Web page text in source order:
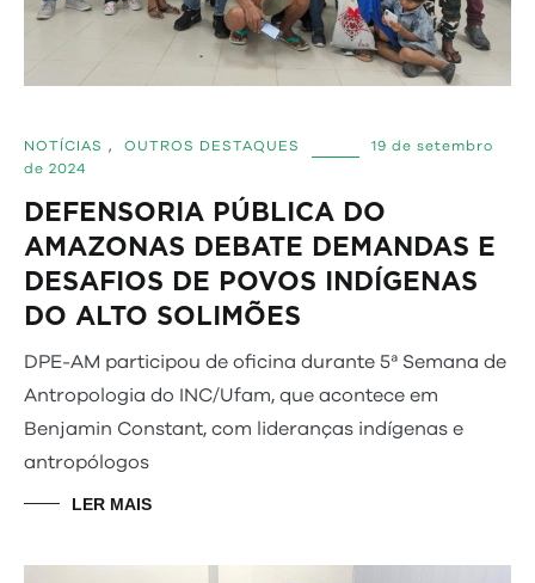
NOTÍCIAS , OUTROS DESTAQUES
19 de setembro
de 2024
DEFENSORIA PÚBLICA DO
AMAZONAS DEBATE DEMANDAS E
DESAFIOS DE POVOS INDÍGENAS
DO ALTO SOLIMÕES
DPE-AM participou de oficina durante 5ª Semana de
Antropologia do INC/Ufam, que acontece em
Benjamin Constant, com lideranças indígenas e
antropólogos
LER MAIS